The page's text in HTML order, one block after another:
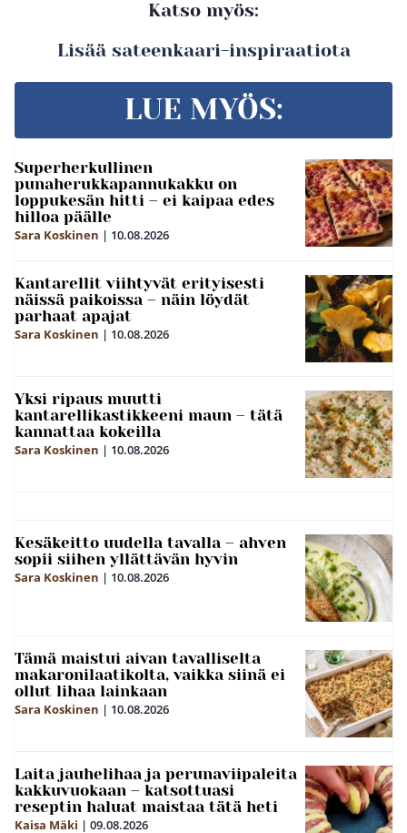
Katso myös:
Lisää sateenkaari-inspiraatiota
LUE MYÖS:
Superherkullinen
punaherukkapannukakku on
loppukesän hitti – ei kaipaa edes
hilloa päälle
Sara Koskinen | 10.08.2026
Kantarellit viihtyvät erityisesti
näissä paikoissa – näin löydät
parhaat apajat
Sara Koskinen | 10.08.2026
Yksi ripaus muutti
kantarellikastikkeeni maun – tätä
kannattaa kokeilla
Sara Koskinen | 10.08.2026
Kesäkeitto uudella tavalla – ahven
sopii siihen yllättävän hyvin
Sara Koskinen | 10.08.2026
Tämä maistui aivan tavalliselta
makaronilaatikolta, vaikka siinä ei
ollut lihaa lainkaan
Sara Koskinen | 10.08.2026
Laita jauhelihaa ja perunaviipaleita
kakkuvuokaan – katsottuasi
reseptin haluat maistaa tätä heti
Kaisa Mäki | 09.08.2026